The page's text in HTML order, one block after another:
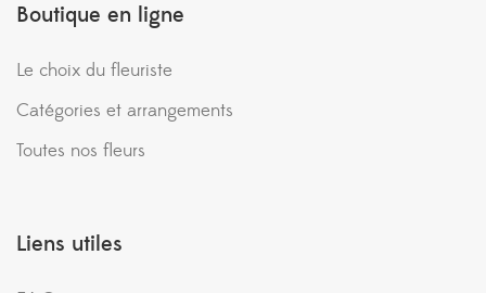
Boutique en ligne
Le choix du fleuriste
Catégories et arrangements
Toutes nos fleurs
Liens utiles